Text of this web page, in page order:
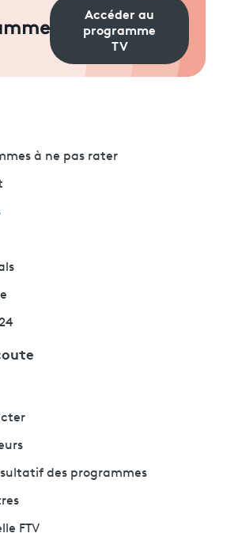
Accéder au
programme
TV
à ne pas rater
des programmes
FTV